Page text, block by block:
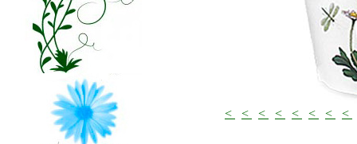
< < < < < < < <